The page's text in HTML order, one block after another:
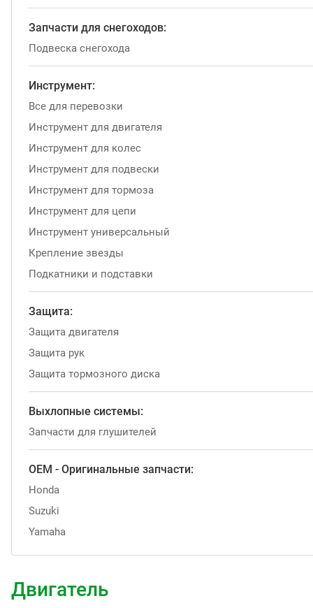
Запчасти для снегоходов:
Подвеска снегохода
Инструмент:
Все для перевозки
Инструмент для двигателя
Инструмент для колес
Инструмент для подвески
Инструмент для тормоза
Инструмент для цепи
Инструмент универсальный
Крепление звезды
Подкатники и подставки
Защита:
Защита двигателя
Защита рук
Защита тормозного диска
Выхлопные системы:
Запчасти для глушителей
OEM - Оригинальные запчасти:
Honda
Suzuki
Yamaha
Двигатель